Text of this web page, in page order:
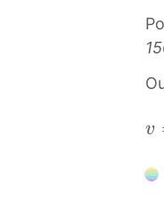
c
o
u
u
}
=
d
Δ
v